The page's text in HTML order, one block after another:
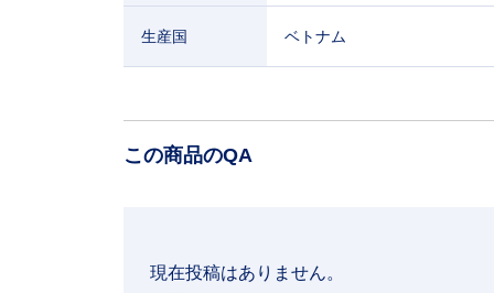
生産国 ベトナム
この商品のQA
現在投稿はありません。